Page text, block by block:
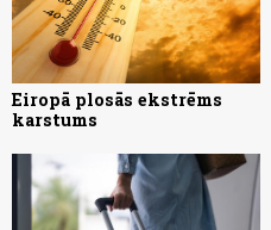
Eiropā plosās ekstrēms
karstums